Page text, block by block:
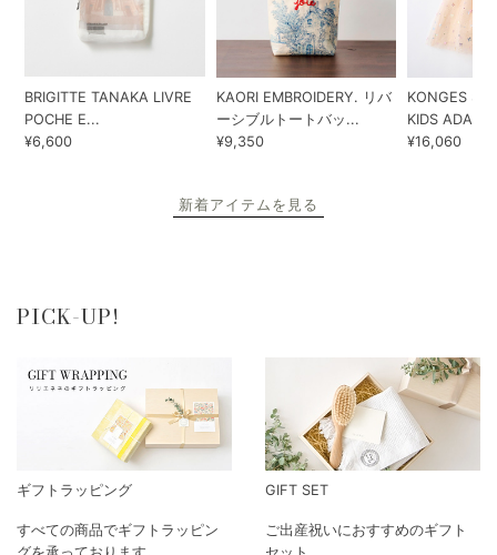
BRIGITTE TANAKA LIVRE
POCHE E...
¥6,600
KAORI EMBROIDERY. リバ
ーシブルトートバッ...
¥9,350
KONGES
KIDS ADA...
¥16,060
新着アイテムを見る
PICK-UP!
ギフトラッピング
すべての商品でギフトラッピン
GIFT SET
ご出産祝いにおすすめのギフト